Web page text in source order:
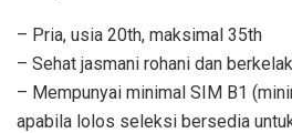
– Pria, usia 20th, maksimal 35th
– Sehat jasmani rohani dan
– Mempunyai minimal SIM B1
apabila lolos seleksi bersedia